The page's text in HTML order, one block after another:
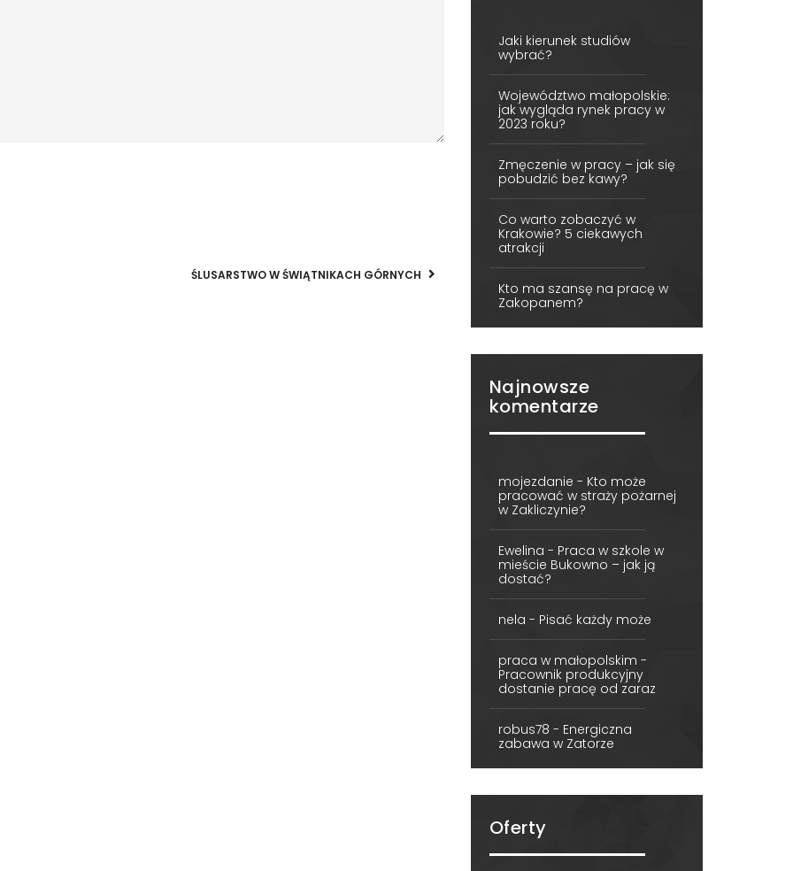
ŚLUSARSTWO W ŚWIĄTNIKACH GÓRNYCH
Jaki kierunek studiów
wybrać?
Województwo małopolskie:
jak wygląda rynek pracy w
2023 roku?
Zmęczenie w pracy – jak się
pobudzić bez kawy?
Co warto zobaczyć w
Krakowie? 5 ciekawych
atrakcji
Kto ma szansę na pracę w
Zakopanem?
Najnowsze
komentarze
mojezdanie - Kto może
pracować w straży pożarnej
w Zakliczynie?
Ewelina - Praca w szkole w
mieście Bukowno – jak ją
dostać?
nela - Pisać każdy może
praca w małopolskim -
Pracownik produkcyjny
dostanie pracę od zaraz
robus78 - Energiczna
zabawa w Zatorze
Oferty